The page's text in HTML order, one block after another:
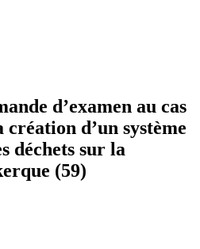
d’examen au cas
d’un système
déchets sur la
(59)